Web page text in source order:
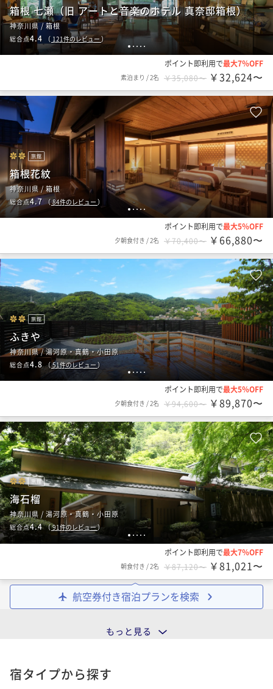
1 2 3 4 5
箱根 七瀬（旧 アートと音楽のホテル 真奈邸箱根）
神奈川県 / 箱根
総合点4.4 （ 121件のレビュー）
ポイント即利用で最大7％OFF
素泊まり /2名 ￥35,080〜 ￥32,624〜
1 2345
旅館
箱根花紋
神奈川県 / 箱根
総合点4.7 （84件のレビュー ）
ポイント即利用で最大5％OFF
夕朝食付き /2名 ￥70,400〜 ￥66,880〜
1 234 5
旅館
ふきや
神奈川県 / 湯河原・真鶴・小田原
総合点4.8（51件のレビュー）
ポイント即利用で最大5％OFF
夕朝食付き /2名 ￥94,600〜 ￥89,870〜
1 2 3 4 5
旅館
海石榴
神奈川県 / 湯河原・真鶴・小田原
総合点4.4（91件のレビュー）
ポイント即利用で最大7％OFF
朝食付き /2名 ￥87,120〜 ￥81,021〜
航空券付き宿泊プランを検索
もっと見る
宿タイプから探す